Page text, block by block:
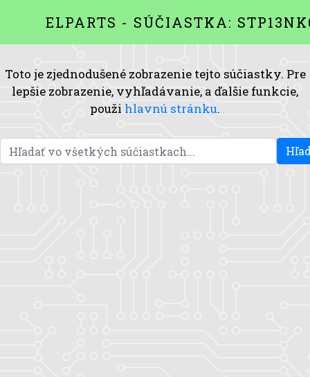
ELPARTS - SÚČIASTKA:
Toto je zjednodušené zobrazenie tejto súčiastky. Pre
lepšie zobrazenie, vyhľadávanie, a ďalšie funkcie,
použi hlavnú stránku.